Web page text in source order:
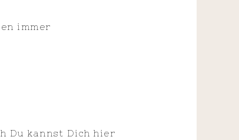
immer
Du kannst Dich hier